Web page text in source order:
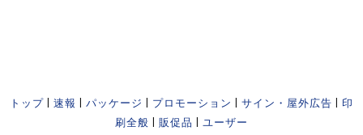
トップ 速報 パッケージ プロモーション サイン・屋外広告
印
刷全般
販促品 ユーザー